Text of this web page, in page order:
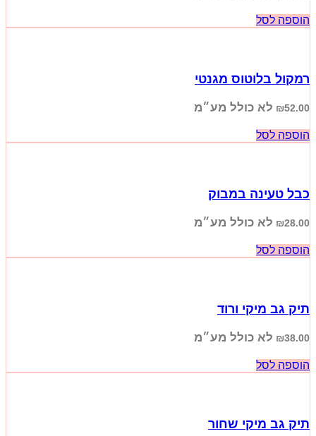
הוספה לסל
רמקול בלוטוס מגנטי
₪52.00 לא כולל מע״מ
הוספה לסל
כבל טעינה במבוק
₪28.00 לא כולל מע״מ
הוספה לסל
תיק גב מיקי ורוד
₪38.00 לא כולל מע״מ
הוספה לסל
תיק גב מיקי שחור